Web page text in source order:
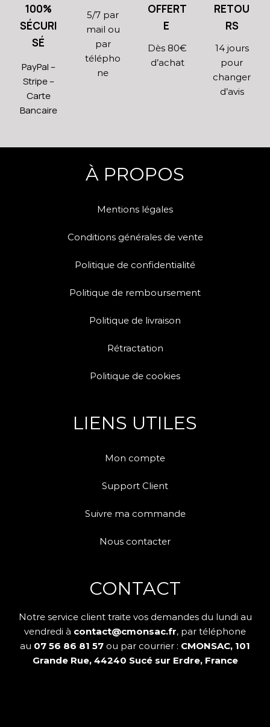
100%
SÉCURI
SÉ
PayPal –
Stripe –
Carte
Bancaire
5/7 par
mail ou
par
télépho
ne
OFFERT
E
Dès 80€
d’achat
RETOU
RS
14 jours
pour
changer
d’avis
À PROPOS
Mentions légales
Conditions générales de vente
Politique de confidentialité
Politique de remboursement
Politique de livraison
Rétractation
Politique de cookies
LIENS UTILES
Mon compte
Support Client
Suivre ma commande
Nous contacter
CONTACT
Notre service client traite vos demandes du lundi au
vendredi à contact@cmonsac.fr, par téléphone
au 07 56 86 81 57 ou par courrier : CMONSAC, 101
Grande Rue, 44240 Sucé sur Erdre, France